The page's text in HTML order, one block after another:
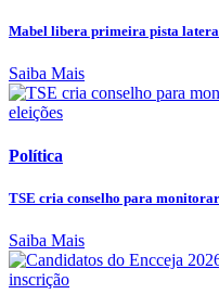
Mabel libera primeira pista
Saiba Mais
Política
TSE cria conselho para
Saiba Mais